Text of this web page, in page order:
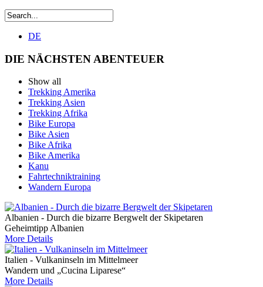
DE
DIE NÄCHSTEN ABENTEUER
Show all
Trekking Amerika
Trekking Asien
Trekking Afrika
Bike Europa
Bike Asien
Bike Afrika
Bike Amerika
Kanu
Fahrtechniktraining
Wandern Europa
Albanien - Durch die bizarre Bergwelt der Skipetaren
Geheimtipp Albanien
More Details
Italien - Vulkaninseln im Mittelmeer
Wandern und „Cucina Liparese“
More Details